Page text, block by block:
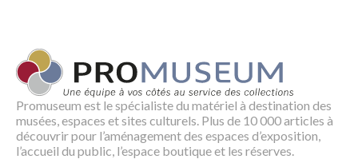
Promuseum est le spécialiste du matériel à destination des
musées, espaces et sites culturels. Plus de 10 000 articles à
découvrir pour l’aménagement des espaces d’exposition,
l’accueil du public, l’espace boutique et les réserves.